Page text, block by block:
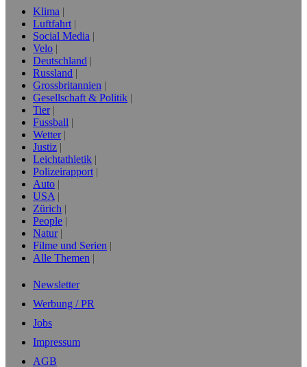
Klima
Luftfahrt
Social Media
Velo
Deutschland
Russland
Grossbritannien
Gesellschaft & Politik
Tier
Fussball
Wetter
Justiz
Leichtathletik
Polizeirapport
Auto
USA
Zürich
People
Natur
Filme und Serien
Alle Themen
Newsletter
Werbung / PR
Jobs
Impressum
AGB